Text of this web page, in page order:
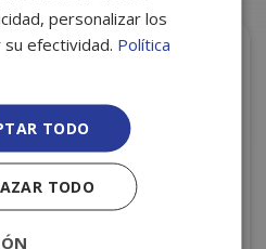
personalizar los
su efectividad. Política
TODO
TODO